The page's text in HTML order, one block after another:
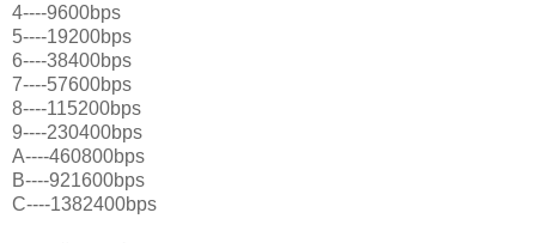
4----9600bps
5----19200bps
6----38400bps
7----57600bps
8----115200bps
9----230400bps
A----460800bps
B----921600bps
C----1382400bps